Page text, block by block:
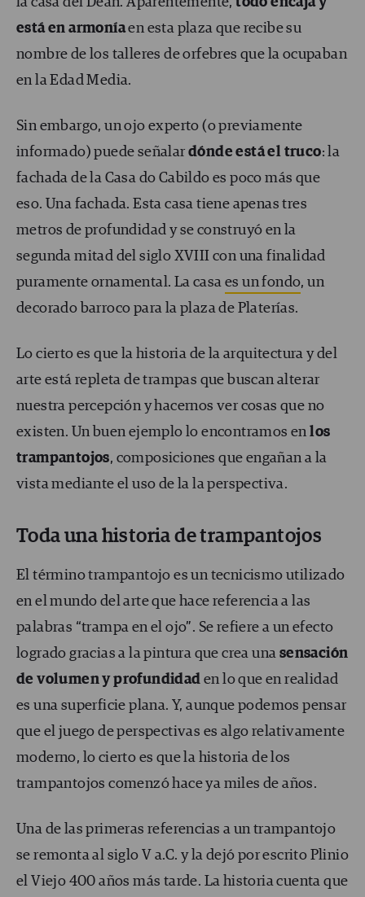
está en armoníaen esta plaza que recibe su
nombre de los talleres de orfebres que la ocupaban
en la Edad Media.
Sin embargo, un ojo experto (o previamente
informado) puede señalar dónde está el truco: la
fachada de la Casa do Cabildo es poco más que
eso. Una fachada. Esta casa tiene apenas tres
metros de profundidad y se construyó en la
segunda mitad del siglo XVIII con una finalidad
puramente ornamental. La casa es un fondo, un
decorado barroco para la plaza de Platerías.
Lo cierto es que la historia de la arquitectura y del
arte está repleta de trampas que buscan alterar
nuestra percepción y hacernos ver cosas que no
existen. Un buen ejemplo lo encontramos enlos
trampantojos, composiciones que engañan a la
vista mediante el uso de la la perspectiva.
Toda una historia de trampantojos
El término trampantojo es un tecnicismo utilizado
en el mundo del arte que hace referencia a las
palabras “trampa en el ojo”. Se refiere a un efecto
logrado gracias a la pintura que crea una sensación
de volumen y profundidad en lo que en realidad
es una superficie plana. Y, aunque podemos pensar
que el juego de perspectivas es algo relativamente
moderno, lo cierto es que la historia de los
trampantojos comenzó hace ya miles de años.
Una de las primeras referencias a un trampantojo
se remonta al siglo V a.C. y la dejó por escrito Plinio
el Viejo 400 años más tarde. La historia cuenta que